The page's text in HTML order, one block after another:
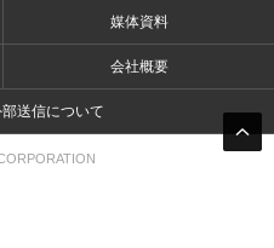
媒体資料
会社概要
送信について